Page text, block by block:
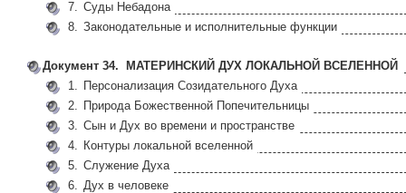
7. Суды Небадона
8. Законодательные и исполнительные функции
Документ 34. МАТЕРИНСКИЙ ДУХ ЛОКАЛЬНОЙ ВСЕЛЕННОЙ
1. Персонализация Созидательного Духа
2. Природа Божественной Попечительницы
3. Сын и Дух во времени и пространстве
4. Контуры локальной вселенной
5. Служение Духа
6. Дух в человеке